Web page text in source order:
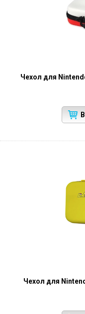
Чехол для
Чехол для